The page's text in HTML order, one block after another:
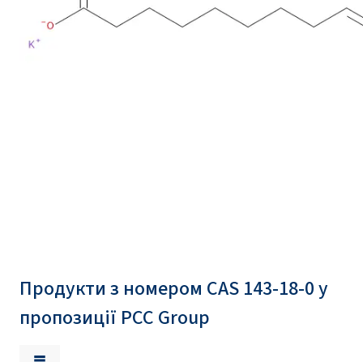
Продукти з номером CAS 143-18-0 у
пропозиції PCC Group